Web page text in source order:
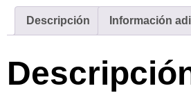
Descripción Información